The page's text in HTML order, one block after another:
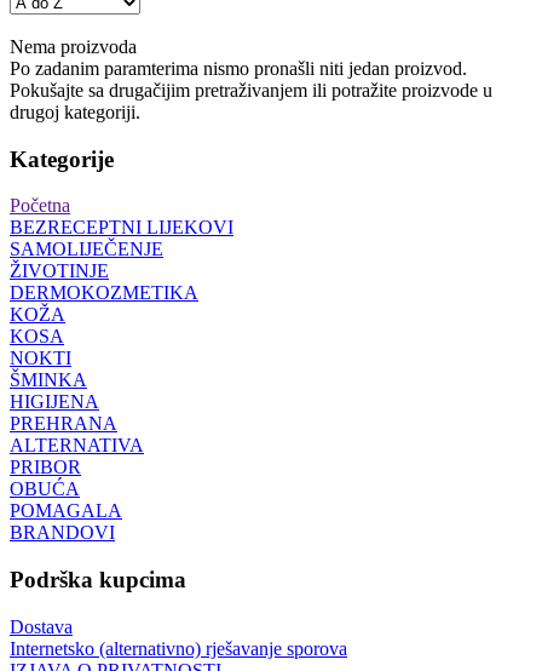
Nema proizvoda
Po zadanim paramterima nismo pronašli niti jedan proizvod.
Pokušajte sa drugačijim pretraživanjem ili potražite proizvode u
drugoj kategoriji.
Kategorije
Početna
BEZRECEPTNI LIJEKOVI
SAMOLIJEČENJE
ŽIVOTINJE
DERMOKOZMETIKA
KOŽA
KOSA
NOKTI
ŠMINKA
HIGIJENA
PREHRANA
ALTERNATIVA
PRIBOR
OBUĆA
POMAGALA
BRANDOVI
Podrška kupcima
Dostava
Internetsko (alternativno) rješavanje sporova